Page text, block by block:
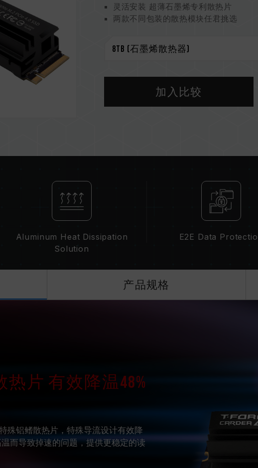
灵活安装 超薄石墨烯专利散热片
两款不同包装的散热模块任君挑选
美国发明专利 (证书号 :
台湾新型专利 (证书号: M541645)
中国新型专利 (证书号：CN
加入比较
Aluminum Heat Dissipation
Solution
E2E Data
产品规格
片 有效降温48%
殊铝鳍散热片，特殊导流设计有效降
而导致掉速的问题，提供更稳定的读